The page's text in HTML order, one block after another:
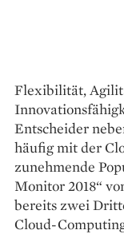
Flexibilität,
Entscheider
häufig mit der
zunehmende
Monitor 2018“
bereits zwei
Cloud-